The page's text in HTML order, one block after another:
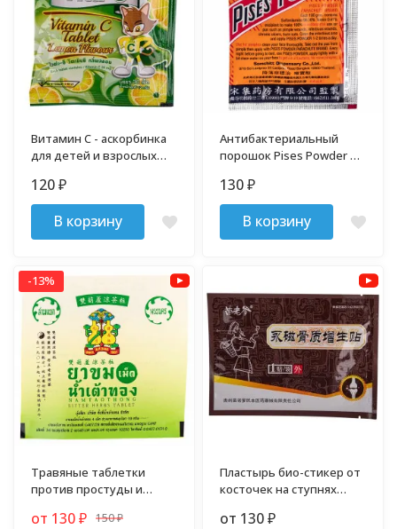
Витамин С - аскорбинка
для детей и взрослых
120₽
В корзину
Антибактериальный
порошок Pises Powder 3
130₽
В корзину
-13%
Травяные таблетки
против простуды и
от 130₽ 150₽
Пластырь био-стикер от
косточек на ступнях
от 130₽